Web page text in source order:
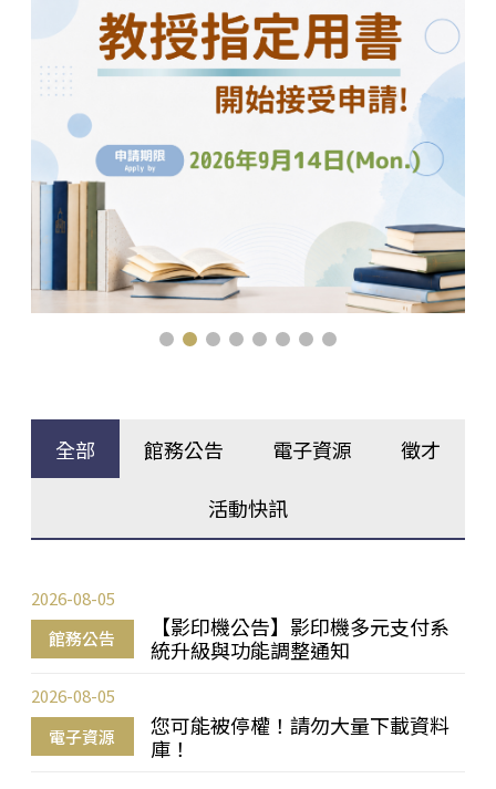
全部 館務公告 電子資源 徵才
活動快訊
館務公告
【影印機公告】影印機多元支付系
統升級與功能調整通知
2026-08-05
電子資源
您可能被停權！請勿大量下載資料
庫！
2026-08-05